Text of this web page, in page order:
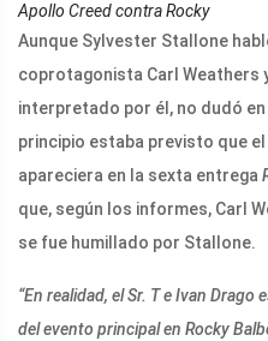
Apollo Creed contra Rocky
Aunque Sylvester Stallone
coprotagonista Carl Weathers
interpretado por él, no dudó
principio estaba previsto que
apareciera en la sexta entrega
que, según los informes, Carl
se fue humillado por Stallone.
“En realidad, el Sr. T e Ivan
del evento principal en Rocky